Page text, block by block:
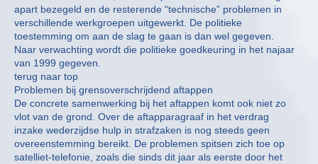
apart bezegeld en de resterende “technische” problemen in
verschillende werkgroepen uitgewerkt. De politieke
toestemming om aan de slag te gaan is dan wel gegeven.
Naar verwachting wordt die politieke goedkeuring in het najaar
van 1999 gegeven.
terug naar top
Problemen bij grensoverschrijdend aftappen
De concrete samenwerking bij het aftappen komt ook niet zo
vlot van de grond. Over de aftapparagraaf in het verdrag
inzake wederzijdse hulp in strafzaken is nog steeds geen
overeenstemming bereikt. De problemen spitsen zich toe op
satelliet-telefonie, zoals die sinds dit jaar als eerste door het